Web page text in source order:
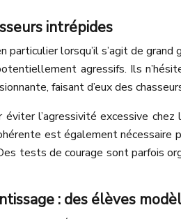
intrépides
particulier lorsqu’il s’agit de
agressifs. Ils
faisant d’eux des
l’agressivité excessive
est également
tests de courage sont parfois
: des élèves